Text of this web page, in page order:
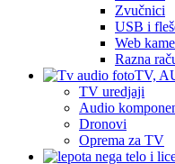
Zvučnici
USB i
Web
Razna
TV,
TV uredjaji
Audio
Dronovi
Oprema za TV